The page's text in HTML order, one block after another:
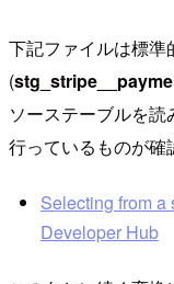
下記ファイルは標
(
ソーステーブルを
行っているものが確
Selecting from a
Developer Hub